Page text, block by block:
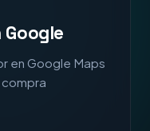
en Google Maps